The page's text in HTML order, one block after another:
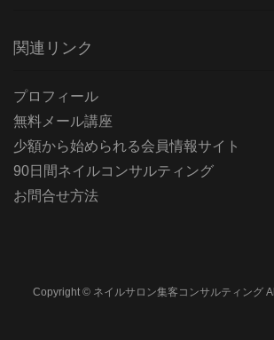
関連リンク
プロフィール
無料メール講座
少額から始められる会員情報サイト
90日間ネイルコンサルティング
お問合せ方法
Copyright © ネイルサロン集客コンサルティング